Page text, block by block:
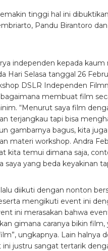
tinggi hal ini
Pandu Birantoro
independen kepada kaum
Hari Selasa tanggal 26
DSLR Independen
membuat film
“Menurut saya film
terjangkau tapi bisa
gambarnya bagus, kita
materi workshop. Andra
kita temui dimana saja,
yang beda keyakinan
diikuti dengan nonton
mengikuti event ini
ini merasakan bahwa
gimana caranya bikin
ungkapnya. Lain halnya
justru sangat tertarik